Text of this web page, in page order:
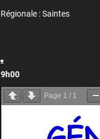
Régionale : Saintes
9h00
Page 1 / 1